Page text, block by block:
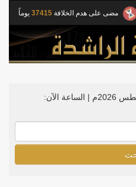
مضى على هدم الخلافة 37415 يوماً
الساعة الآن: